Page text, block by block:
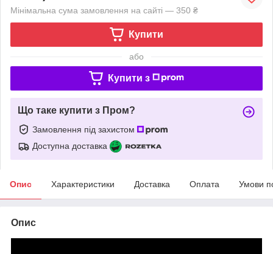
Мінімальна сума замовлення на сайті — 350 ₴
Купити
або
Купити з
Що таке купити з Пром?
Замовлення під захистом
Доступна доставка
Опис Характеристики Доставка Оплата Умови
Опис